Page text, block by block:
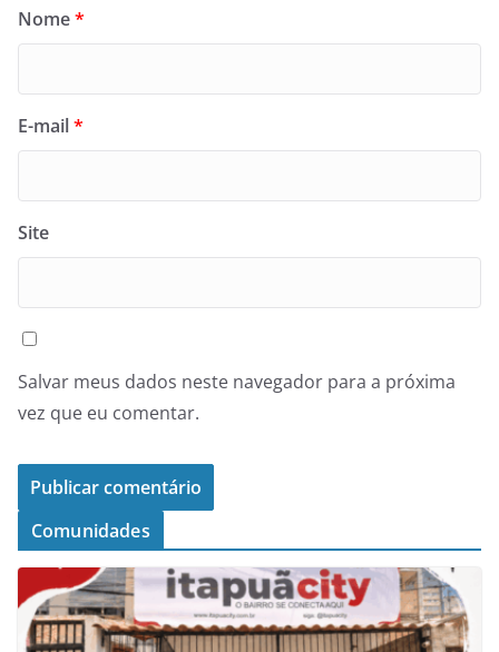
Nome*
E-mail*
Site
Salvar meus dados neste navegador para a próxima
vez que eu comentar.
Comunidades